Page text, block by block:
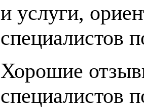
и услуги,
специалистов
Хорошие
специалистов